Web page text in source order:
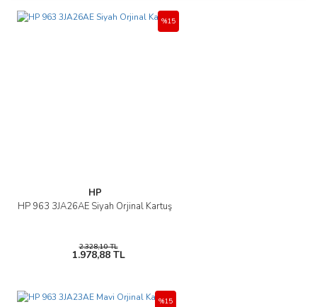
Görüş ve önerileriniz için teşekkür ederiz.
HP
HP 963 3JA26AE Siyah Orjinal Kartuş
%15
2.328,10 TL
1.978,88 TL
%15